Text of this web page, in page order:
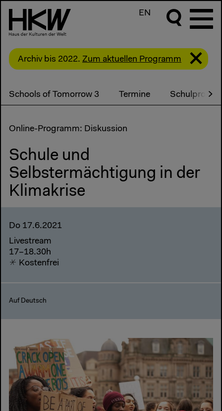
EN
Archiv bis 2022. Zum aktuellen Programm
Schools of Tomorrow 3 Termine
Online-Programm: Diskussion
Schule und
Selbstermächtigung in der
Klimakrise
Do 17.6.2021
Livestream
17–18.30h
Kostenfrei
Auf Deutsch